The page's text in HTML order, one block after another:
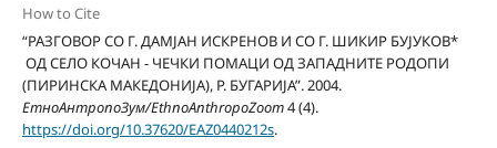
How to Cite
“РАЗГОВОР СО Г. ДАМЈАН ИСКРЕНОВ И СО Г. ШИКИР БУЈУКОВ*
ОД СЕЛО КОЧАН - ЧЕЧКИ ПОМАЦИ ОД ЗАПАДНИТЕ РОДОПИ
(ПИРИНСКА МАКЕДОНИЈА), Р. БУГАРИЈА”. 2004.
ЕтноАнтропоЗум/EthnoAnthropoZoom4 (4).
https://doi.org/10.37620/EAZ0440212s.